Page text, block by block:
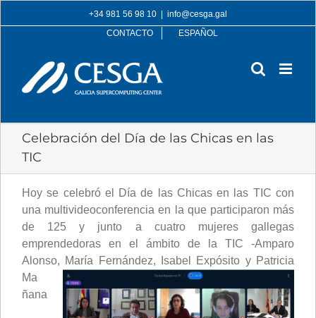
to
+34 981 56 98 10
info@cesga.gal
CONTACTO
ESPAÑOL
Celebración del Día de las Chicas en las
TIC
Hoy se celebró el Día de las Chicas en las TIC con
una multivideoconferencia en la que participaron más
de 125 y junto a cuatro mujeres gallegas
emprendedoras en el ámbito de la TIC -Amparo
Alonso, María Fernández, Isabel Expósito y Patricia
Ma
ñana